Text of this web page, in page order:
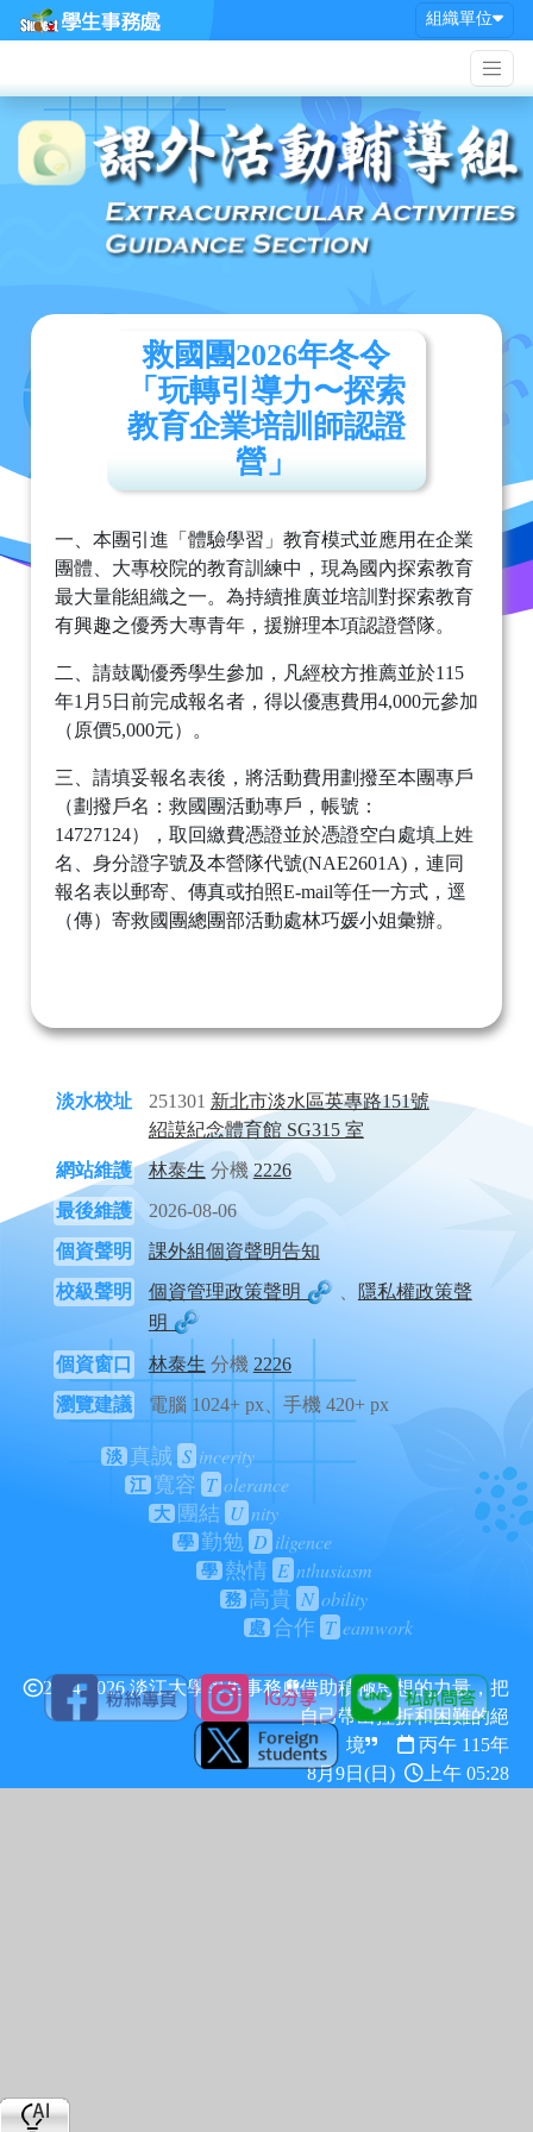
組織單位
救國團2026年冬令
「玩轉引導力〜探索
教育企業培訓師認證
營」
一、本團引進「體驗學習」教育模式並應用在企業
團體、大專校院的教育訓練中，現為國內探索教育
最大量能組織之一。為持續推廣並培訓對探索教育
有興趣之優秀大專青年，援辦理本項認證營隊。
二、請鼓勵優秀學生參加，凡經校方推薦並於115
年1月5日前完成報名者，得以優惠費用4,000元參加
（原價5,000元）。
三、請填妥報名表後，將活動費用劃撥至本團專戶
（劃撥戶名：救國團活動專戶，帳號：
14727124），取回繳費憑證並於憑證空白處填上姓
名、身分證字號及本營隊代號(NAE2601A)，連同
報名表以郵寄、傳真或拍照E-mail等任一方式，逕
（傳）寄救國團總團部活動處林巧媛小姐彙辦。
淡水校址 251301 新北市淡水區英專路151號
紹謨紀念體育館 SG315 室
網站維護
林泰生 分機 2226
最後維護
2026-08-06
個資聲明
課外組個資聲明告知
校級聲明
個資管理政策聲明 、
隱私權政策聲
明
個資窗口 林泰生 分機 2226
瀏覽建議
電腦 1024+ px、手機 420+ px
淡 真誠 S incerity
江 寬容 T olerance
大 團結 U nity
學 勤勉 D iligence
學 熱情 E nthusiasm
務 高貴 N obility
處 合作 T eamwork
2024-2026 淡江大學學生事務處借助積極思想的力量，把
自己帶出挫折和困難的絕
境
丙午 115年
8月9日(日)
上午 05:28